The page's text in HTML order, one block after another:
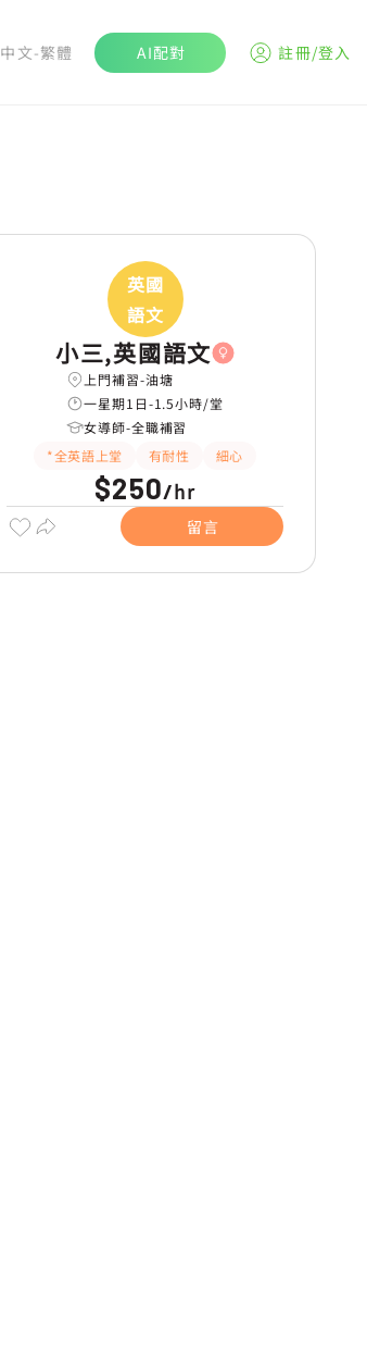
中文-繁體 AI配對 註冊/登入
英國
語文
小三,英國語文
上門補習-油塘
一星期1日-1.5小時/堂
女導師-全職補習
*全英語上堂
有耐性 細心
$250/hr
留言